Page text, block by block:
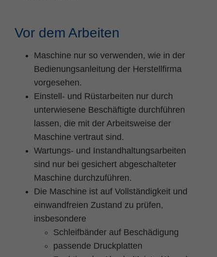
Vor dem Arbeiten
Maschine nur so verwenden, wie in der
Bedienungsanleitung der Herstellfirma
vorgesehen.
Einstell- und Rüstarbeiten nur durch
unterwiesene Beschäftigte durchführen
lassen, die mit der Arbeitsweise der
Maschine vertraut sind.
Wartungs- und Instandhaltungsarbeiten
sind nur bei gesichert abgeschalteter
Maschine durchzuführen.
Die Maschine ist auf Vollständigkeit und
einwandfreien Zustand zu prüfen,
insbesondere
Schleifbänder auf Beschädigung
passende Druckplatten